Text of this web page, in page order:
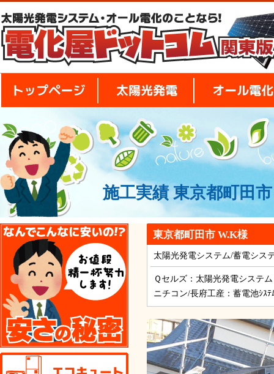
トップページ 太陽光発電
施工実績 東京都町田
安さの秘密
エコキュート
東京都町田市 W.K様
太陽光発電システム/蓄電シス
Ｑセルズ：太陽光発電システ
ニチコン/長府工産：蓄電池ｼｽ